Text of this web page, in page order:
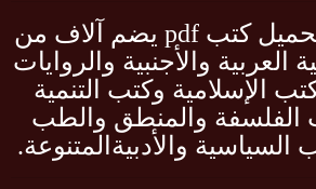
موقع تحميل كتب pdf يضم آلاف من
العربية والأجنبية والروايات
الإسلامية وكتب التنمية
الفلسفة والمنطق والطب
السياسية والأدبيةالمتنوعة.